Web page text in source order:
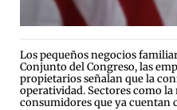
Los pequeños negocios
Conjunto del Congreso, las
propietarios señalan que la
operatividad. Sectores como
consumidores que ya cuentan